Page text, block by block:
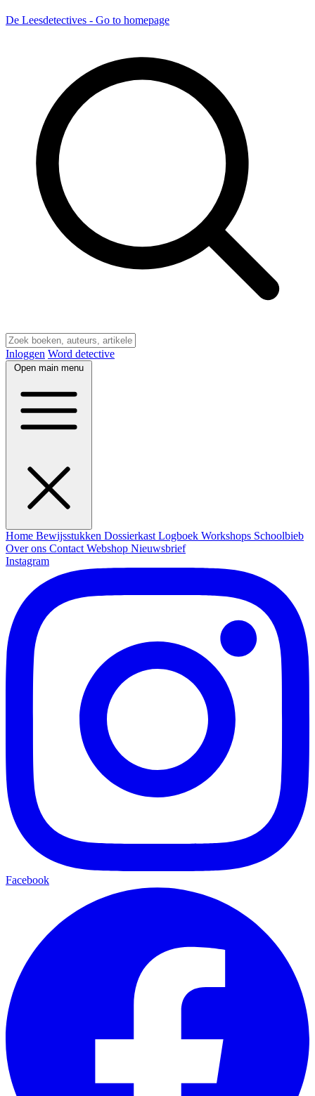
De Leesdetectives - Go to homepage
Inloggen Word detective
Open main menu
Home Bewijsstukken Dossierkast Logboek Workshops Schoolbieb
Over ons Contact Webshop Nieuwsbrief
Instagram
Facebook